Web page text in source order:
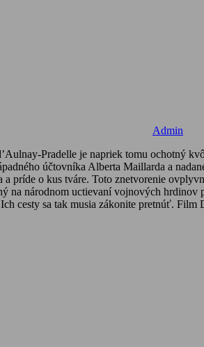
Admin
Pradelle je napriek tomu ochotný
účtovníka Alberta Maillarda a
príde o kus tváre. Toto znetvorenie
národnom uctievaní vojnových hrdinov
cesty sa tak musia zákonite pretnúť.